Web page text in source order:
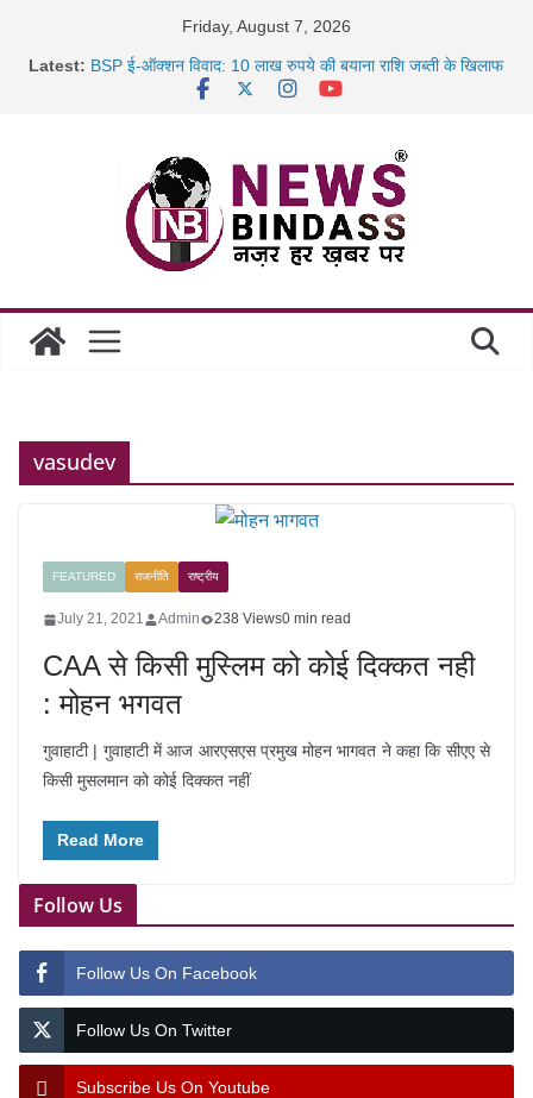
Friday, August 7, 2026
Latest: BSP ई-ऑक्शन विवाद: 10 लाख रुपये की बयाना राशि जब्ती के खिलाफ
साइबर ठगी पर दुर्ग पुलिस का बड़ा एक्शन: 13 म्यूल बैंक खाताधारक
गिरफ्तार
vasudev
FEATURED राजनीति राष्ट्रीय
July 21, 2021 Admin 238 Views0 min read
CAA से किसी मुस्लिम को कोई दिक्कत नही
: मोहन भगवत
गुवाहाटी | गुवाहाटी में आज आरएसएस प्रमुख मोहन भागवत ने कहा कि सीएए से
किसी मुसलमान को कोई दिक्कत नहीं
Read More
Follow Us
Follow Us On Facebook
Follow Us On Twitter
Subscribe Us On Youtube